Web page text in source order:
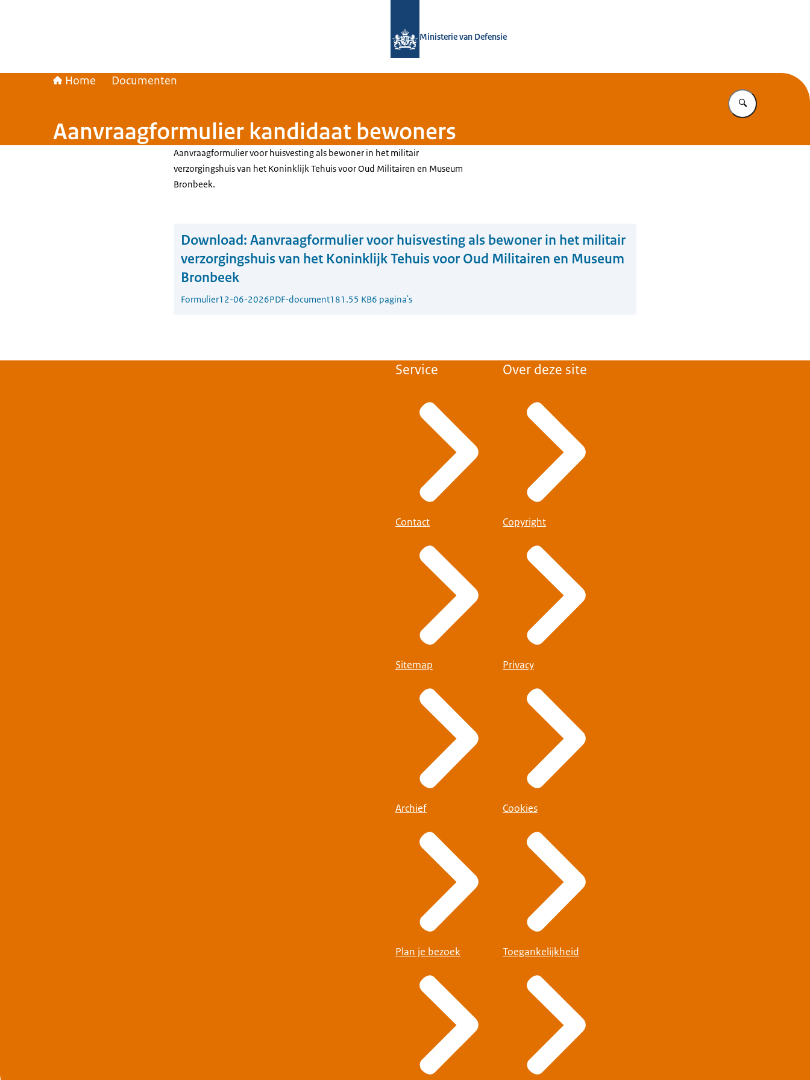
Ministerie van Defensie
Home Documenten
Vul in wat u
Aanvraagformulier kandidaat bewoners
Aanvraagformulier voor huisvesting als bewoner in het militair
verzorgingshuis van het Koninklijk Tehuis voor Oud Militairen en Museum
Bronbeek.
Download: Aanvraagformulier voor huisvesting als bewoner in het militair
verzorgingshuis van het Koninklijk Tehuis voor Oud Militairen en Museum
Bronbeek
Formulier12-06-2026PDF-document181.55 KB6 pagina's
Service
Contact
Sitemap
Archief
Plan je bezoek
Over deze site
Copyright
Privacy
Cookies
Toegankelijkheid